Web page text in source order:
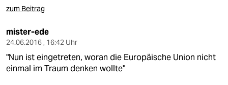
zum Beitrag
mister-ede
24.06.2016 , 16:42 Uhr
"Nun ist eingetreten, woran die Europäische Union nicht
einmal im Traum denken wollte"